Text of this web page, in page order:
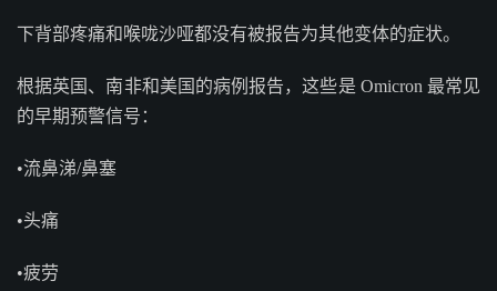
下背部疼痛和喉咙沙哑都没有被报告为其他变体的症状。
根据英国、南非和美国的病例报告，这些是 Omicron 最常见
的早期预警信号：
•流鼻涕/鼻塞
•头痛
•疲劳